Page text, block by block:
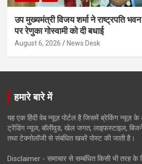
उप मुख्यमंत्री विजय शर्मा ने राष्ट्रपति
पर रेणुका गोस्वामी को दी बधाई
August 6, 2026 News Desk
हमारे बारे में
यह एक हिंदी वेब न्यूज़ पोर्टल है जिसमें ब्रेकिंग न्यूज़ के
ट्रेंडिंग न्यूज, बॉलीवुड, खेल जगत, लाइफस्टाइल,
तथा टेक्नोलॉजी से संबंधित खबरें पोस्ट की जाती है।
Disclaimer - समाचार से सम्बंधित किसी भी तरह